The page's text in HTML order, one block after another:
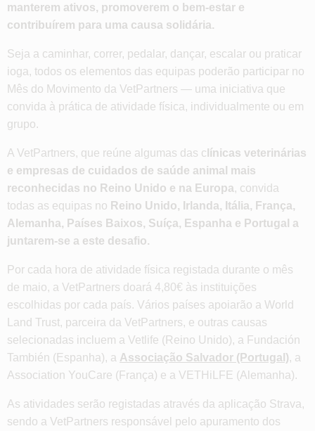
manterem ativos, promoverem o bem-estar e
contribuírem para uma causa solidária.
Seja a caminhar, correr, pedalar, dançar, escalar ou praticar
ioga, todos os elementos das equipas poderão participar no
Mês do Movimento da VetPartners — uma iniciativa que
convida à prática de atividade física, individualmente ou em
grupo.
A VetPartners, que reúne algumas das c línicas veterinárias
e empresas de cuidados de saúde animal mais
reconhecidas no Reino Unido e na Europa, convida
todas as equipas no Reino Unido, Irlanda, Itália, França,
Alemanha, Países Baixos, Suíça, Espanha e Portugal a
juntarem-se a este desafio.
Por cada hora de atividade física registada durante o mês
de maio, a VetPartners doará 4,80€ às instituições
escolhidas por cada país. Vários países apoiarão a World
Land Trust, parceira da VetPartners, e outras causas
selecionadas incluem a Vetlife (Reino Unido), a Fundación
También (Espanha), a Associação Salvador (Portugal), a
Association YouCare (França) e a VETHiLFE (Alemanha).
As atividades serão registadas através da aplicação Strava,
sendo a VetPartners responsável pelo apuramento dos